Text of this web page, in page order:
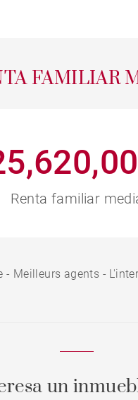
FAMILIAR
Renta familiar
- Meilleurs agents -
un